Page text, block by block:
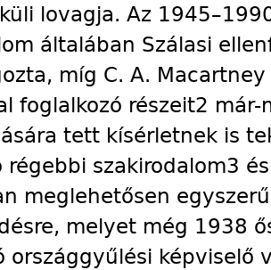
lovagja. Az
általában Szálasi
míg C. A.
foglalkozó részeit2 már-
tett kísérletnek is
régebbi szakirodalom3
meglehetősen
melyet még 1938
országgyűlési